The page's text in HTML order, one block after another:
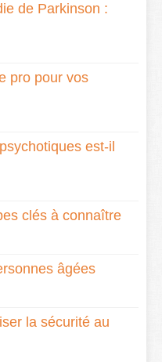
de Parkinson :
pro pour vos
est-il
clés à connaître
âgées
la sécurité au